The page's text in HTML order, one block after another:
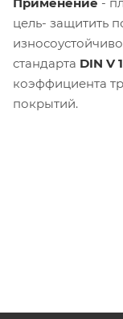
цель- защитить
стандарта DIN V
коэффициента
покрытий.